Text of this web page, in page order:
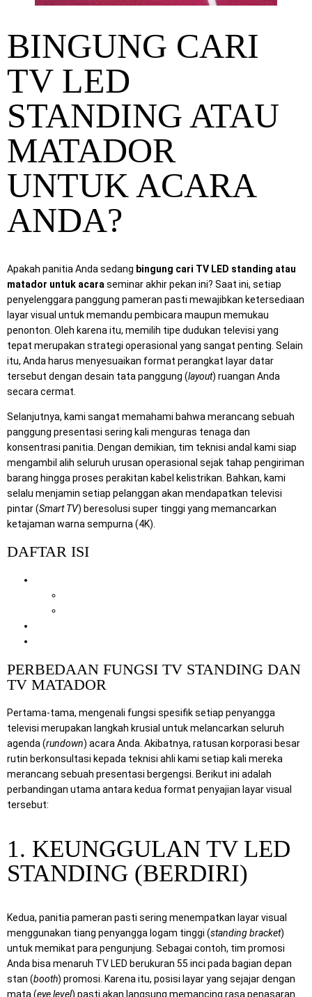
BINGUNG CARI
TV LED
STANDING ATAU
MATADOR
UNTUK ACARA
ANDA?
Apakah panitia Anda sedang bingung cari TV LED standing atau
matador untuk acara seminar akhir pekan ini? Saat ini, setiap
penyelenggara panggung pameran pasti mewajibkan ketersediaan
layar visual untuk memandu pembicara maupun memukau
penonton. Oleh karena itu, memilih tipe dudukan televisi yang
tepat merupakan strategi operasional yang sangat penting. Selain
itu, Anda harus menyesuaikan format perangkat layar datar
tersebut dengan desain tata panggung (layout) ruangan Anda
secara cermat.
Selanjutnya, kami sangat memahami bahwa merancang sebuah
panggung presentasi sering kali menguras tenaga dan
konsentrasi panitia. Dengan demikian, tim teknisi andal kami siap
mengambil alih seluruh urusan operasional sejak tahap pengiriman
barang hingga proses perakitan kabel kelistrikan. Bahkan, kami
selalu menjamin setiap pelanggan akan mendapatkan televisi
pintar (Smart TV) beresolusi super tinggi yang memancarkan
ketajaman warna sempurna (4K).
DAFTAR ISI
PERBEDAAN FUNGSI TV STANDING DAN
TV MATADOR
Pertama-tama, mengenali fungsi spesifik setiap penyangga
televisi merupakan langkah krusial untuk melancarkan seluruh
agenda (rundown) acara Anda. Akibatnya, ratusan korporasi besar
rutin berkonsultasi kepada teknisi ahli kami setiap kali mereka
merancang sebuah presentasi bergengsi. Berikut ini adalah
perbandingan utama antara kedua format penyajian layar visual
tersebut:
1. KEUNGGULAN TV LED
STANDING (BERDIRI)
Kedua, panitia pameran pasti sering menempatkan layar visual
menggunakan tiang penyangga logam tinggi (standing bracket)
untuk memikat para pengunjung. Sebagai contoh, tim promosi
Anda bisa menaruh TV LED berukuran 55 inci pada bagian depan
stan (booth) promosi. Karena itu, posisi layar yang sejajar dengan
mata (eye level) pasti akan langsung memancing rasa penasaran